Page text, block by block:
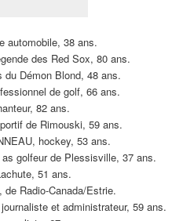
automobile, 38 ans.
des Red Sox, 80 ans.
Démon Blond, 48 ans.
de golf, 66 ans.
82 ans.
de Rimouski, 59 ans.
hockey, 53 ans.
golfeur de Plessisville, 37 ans.
51 ans.
Radio-Canada/Estrie.
et administrateur, 59 ans.